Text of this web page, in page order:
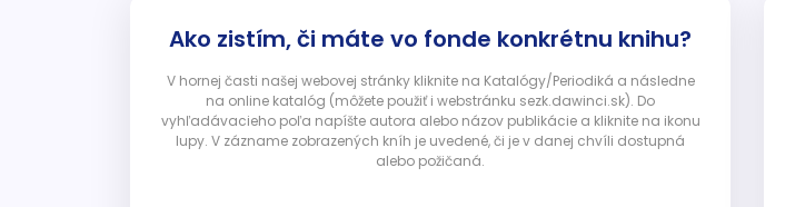
Ako zistím, či máte vo fonde konkrétnu knihu?
V hornej časti našej webovej stránky kliknite na Katalógy/Periodiká a následne
na online katalóg (môžete použiť i webstránku sezk.dawinci.sk). Do
vyhľadávacieho poľa napíšte autora alebo názov publikácie a kliknite na ikonu
lupy. V zázname zobrazených kníh je uvedené, či je v danej chvíli dostupná
alebo požičaná.